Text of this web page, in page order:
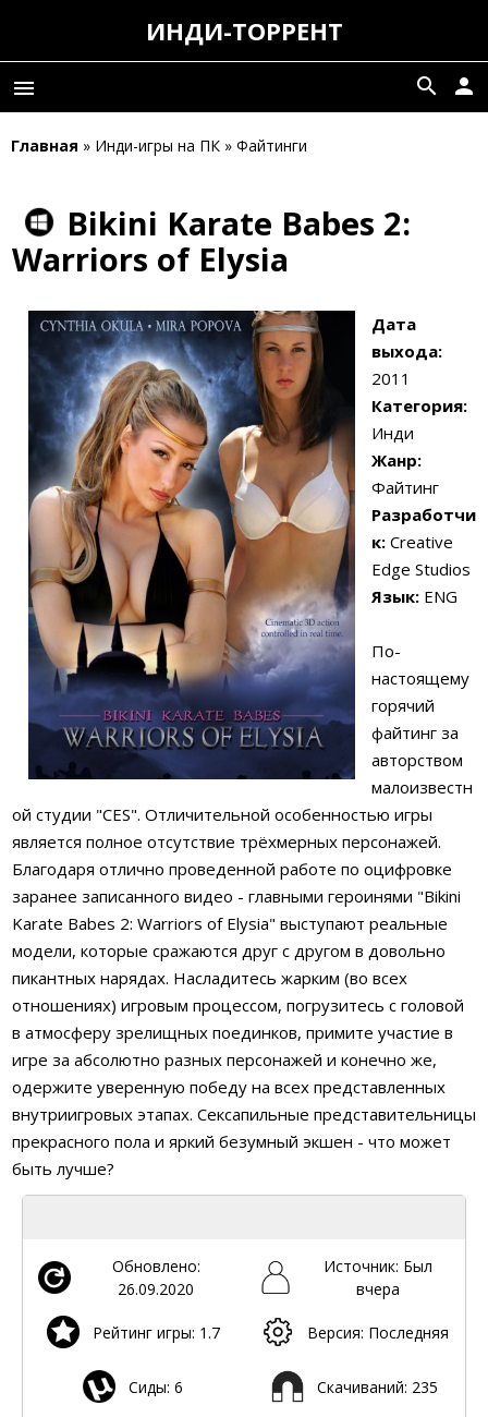
ИНДИ-ТОРРЕНТ
menu person
search
Главная » Инди-игры на ПК » Файтинги
Bikini Karate Babes 2:
Warriors of Elysia
Дата
выхода:
2011
Категория:
Инди
Жанр:
Файтинг
Разработчи
к: Creative
Edge Studios
Язык: ENG
По-
настоящему
горячий
файтинг за
авторством
малоизвестн
ой студии "CES". Отличительной особенностью игры
является полное отсутствие трёхмерных персонажей.
Благодаря отлично проведенной работе по оцифровке
заранее записанного видео - главными героинями "Bikini
Karate Babes 2: Warriors of Elysia" выступают реальные
модели, которые сражаются друг с другом в довольно
пикантных нарядах. Насладитесь жарким (во всех
отношениях) игровым процессом, погрузитесь с головой
в атмосферу зрелищных поединков, примите участие в
игре за абсолютно разных персонажей и конечно же,
одержите уверенную победу на всех представленных
внутриигровых этапах. Сексапильные представительницы
прекрасного пола и яркий безумный экшен - что может
быть лучше?
Обновлено:
26.09.2020
Источник: Был
вчера
Рейтинг игры: 1.7 Версия: Последняя
Сиды: 6 Скачиваний: 235